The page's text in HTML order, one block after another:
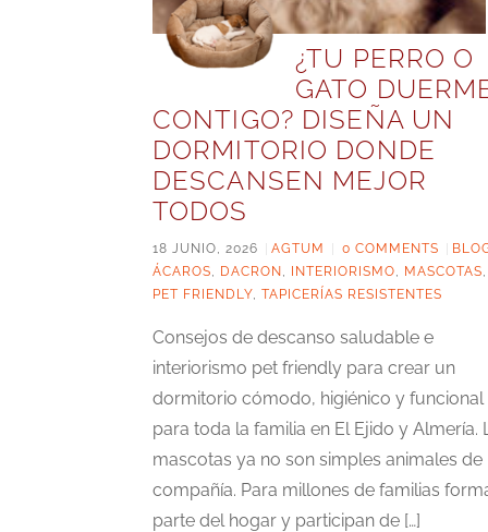
¿TU PERRO O
GATO
CONTIGO? DISEÑA UN
DORMITORIO DONDE
DESCANSEN MEJOR
TODOS
18 JUNIO, 2026 AGTUM 0 COMMENTS
ÁCAROS, DACRON , INTERIORISMO, MASCOTAS,
PET FRIENDLY, TAPICERÍAS RESISTENTES
Consejos de descanso saludable e
interiorismo pet friendly para crear un
dormitorio cómodo, higiénico y funcional
para toda la familia en El Ejido y Almería.
mascotas ya no son simples animales de
compañía. Para millones de familias
parte del hogar y participan de […]